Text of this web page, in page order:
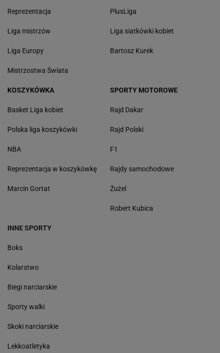
Reprezentacja
Liga mistrzów
Liga Europy
Mistrzostwa Świata
PlusLiga
Liga siatkówki kobiet
Bartosz Kurek
KOSZYKÓWKA
Basket Liga kobiet
Polska liga koszykówki
NBA
Reprezentacja w koszykówkę
Marcin Gortat
SPORTY MOTOROWE
Rajd Dakar
Rajd Polski
F1
Rajdy samochodowe
Żużel
Robert Kubica
INNE SPORTY
Boks
Kolarstwo
Biegi narciarskie
Sporty walki
Skoki narciarskie
Lekkoatletyka